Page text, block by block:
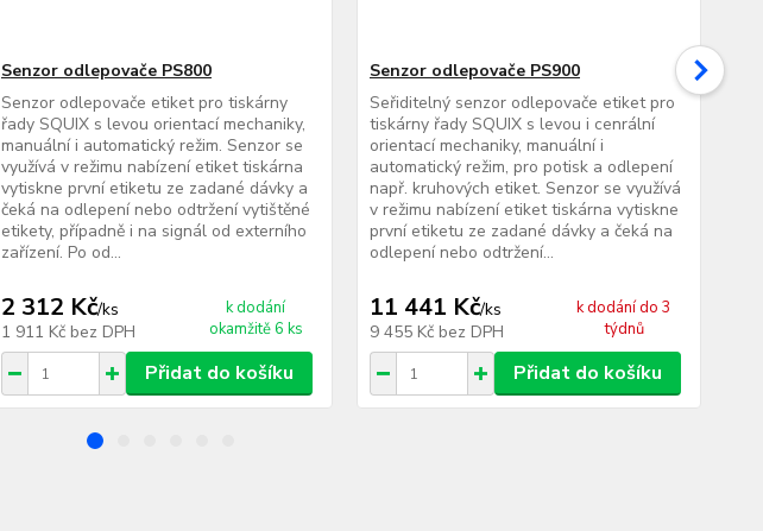
Senzor odlepovače PS800
Senzor odlepovače etiket pro tiskárny
řady SQUIX s levou orientací mechaniky,
manuální i automatický režim. Senzor se
využívá v režimu nabízení etiket tiskárna
vytiskne první etiketu ze zadané dávky a
čeká na odlepení nebo odtržení vytištěné
etikety, případně i na signál od externího
zařízení. Po od...
2 312 Kč/ks
1 911 Kč bez DPH
k dodání
okamžitě 6 ks
Přidat do košíku
Senzor odlepovače PS900
Seřiditelný senzor odlepovače etiket pro
tiskárny řady SQUIX s levou i cenrální
orientací mechaniky, manuální i
automatický režim, pro potisk a odlepení
např. kruhových etiket. Senzor se využívá
v režimu nabízení etiket tiskárna vytiskne
první etiketu ze zadané dávky a čeká na
odlepení nebo odtržení...
11 441 Kč/ks
9 455 Kč bez DPH
k dodání do 3
týdnů
Přidat do košíku